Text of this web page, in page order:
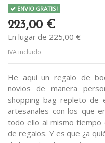
ENVIO GRATIS!
223,00 €
En lugar de 225,00 €
IVA incluido
He aquí un regalo de
novios de manera
shopping bag repleto de
artesanales con los que
todo ello al mismo tiempo
de regalos. Y es que ¿a